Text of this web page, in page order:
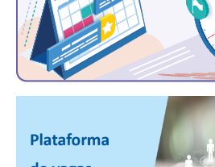
COMUNICAÇÃO
PALAVRA DO MURILO
NOTÍCIAS
JORNAL DO ENGENHEIRO